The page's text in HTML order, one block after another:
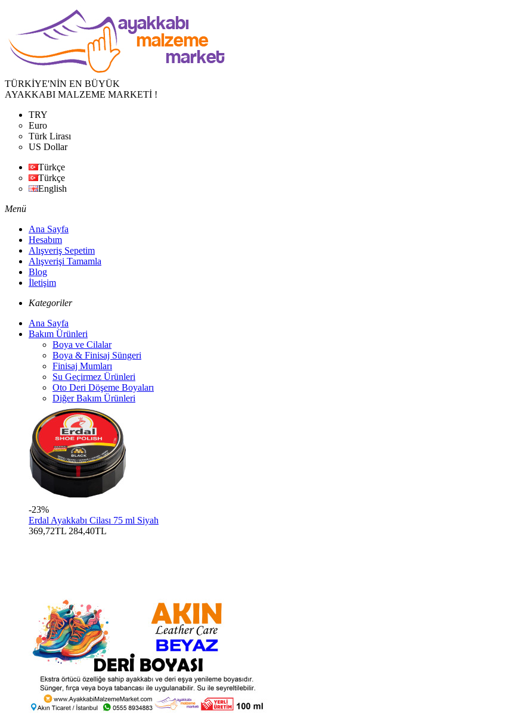
TÜRKİYE'NİN EN BÜYÜK
AYAKKABI MALZEME MARKETİ !
TRY
Euro
Türk Lirası
US Dollar
Türkçe
Türkçe
English
Menü
Ana Sayfa
Hesabım
Alışveriş Sepetim
Alışverişi Tamamla
Blog
İletişim
Kategoriler
Ana Sayfa
Bakım Ürünleri
Boya ve Cilalar
Boya & Finisaj Süngeri
Finisaj Mumları
Su Geçirmez Ürünleri
Oto Deri Döşeme Boyaları
Diğer Bakım Ürünleri
-23%
Erdal Ayakkabı Cilası 75 ml Siyah
369,72TL 284,40TL